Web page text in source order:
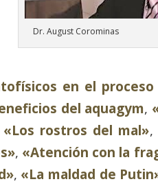
Dr. August Corominas
en el
del aquagym,
«Los rostros del mal»,
, «Atención con la
, «La maldad de